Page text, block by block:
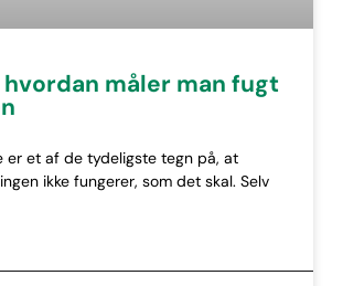
måler man fugt
er et af de tydeligste tegn på, at
ikke fungerer, som det skal. Selv